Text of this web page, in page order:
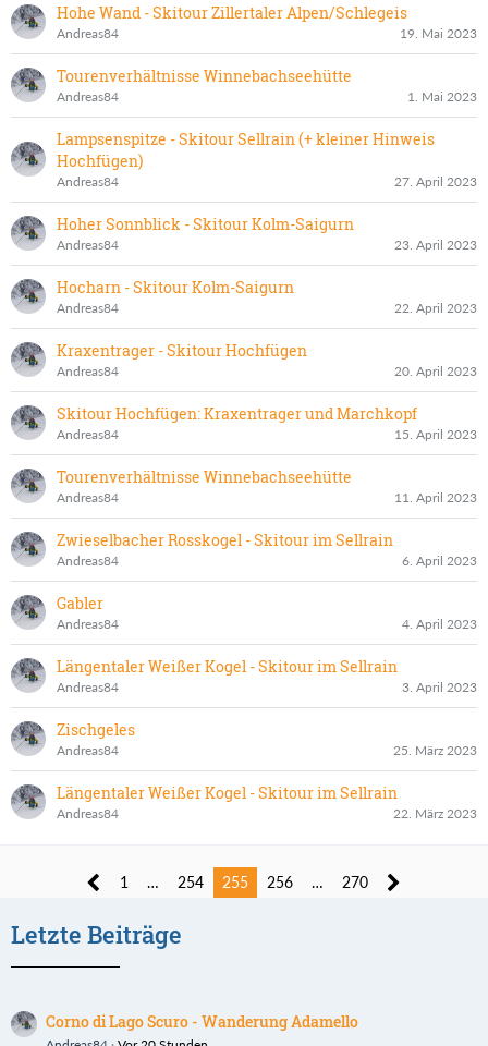
Hohe Wand - Skitour Zillertaler Alpen/Schlegeis
Andreas84 19. Mai 2023
Tourenverhältnisse Winnebachseehütte
Andreas84 1. Mai 2023
Lampsenspitze - Skitour Sellrain (+ kleiner Hinweis
Hochfügen)
Andreas84 27. April 2023
Hoher Sonnblick - Skitour Kolm-Saigurn
Andreas84 23. April 2023
Hocharn - Skitour Kolm-Saigurn
Andreas84 22. April 2023
Kraxentrager - Skitour Hochfügen
Andreas84 20. April 2023
Skitour Hochfügen: Kraxentrager und Marchkopf
Andreas84 15. April 2023
Tourenverhältnisse Winnebachseehütte
Andreas84 11. April 2023
Zwieselbacher Rosskogel - Skitour im Sellrain
Andreas84 6. April 2023
Gabler
Andreas84 4. April 2023
Längentaler Weißer Kogel - Skitour im Sellrain
Andreas84 3. April 2023
Zischgeles
Andreas84 25. März 2023
Längentaler Weißer Kogel - Skitour im Sellrain
Andreas84 22. März 2023
1 … 254 255 256 … 270
Letzte Beiträge
Corno di Lago Scuro - Wanderung Adamello